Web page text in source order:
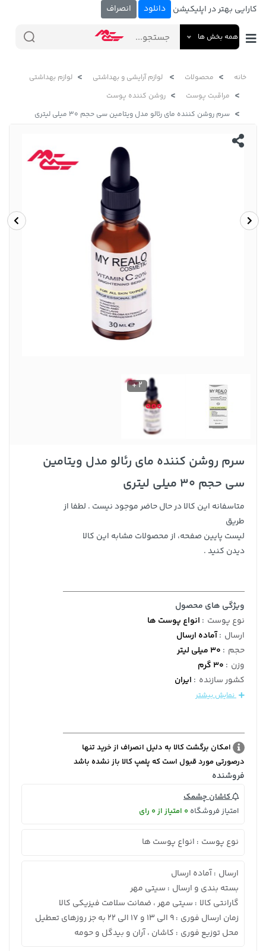
کارایی بهتر در اپلیکیشن دانلود انصراف
همه بخش ها
خانه محصولات لوازم آرایشی و بهداشتی
لوازم بهداشتی
مراقبت پوست
روشن کننده پوست
سرم روشن کننده مای رئالو مدل ویتامین سی حجم 30 میلی لیتری
2 +
سرم روشن کننده مای رئالو مدل ویتامین
سی حجم 30 میلی لیتری
متاسفانه این کالا در حال حاضر موجود نیست . لطفا از
طریق
لیست پایین صفحه، از محصولات مشابه این کالا
دیدن کنید .
ویژگی های محصول
نوع پوست : انواع پوست ها
ارسال :آماده ارسال
حجم : 30 میلی لیتر
وزن : 30 گرم
کشور سازنده : ایران
نمایش بیشتر
امکان برگشت کالا به دلیل انصراف از خرید تنها
درصورتی مورد قبول است که پلمپ کالا باز نشده باشد
فروشنده
کاشان چشمک
امتیاز فروشگاه 0 امتیاز از 0 رای
نوع پوست : انواع پوست ها
ارسال : آماده ارسال
بسته بندی و ارسال : سیتی مهر
گارانتی کالا : سیتی مهر ، ضمانت سلامت فیزیکی کالا
زمان ارسال فوری : 9 الی 13 و 17 الی 22 به جز روزهای تعطیل
محل توزیع فوری : کاشان ، آران و بیدگل و حومه